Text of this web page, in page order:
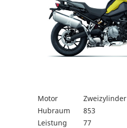
Motor
Zweizylinder
Hubraum
853
Leistung
77